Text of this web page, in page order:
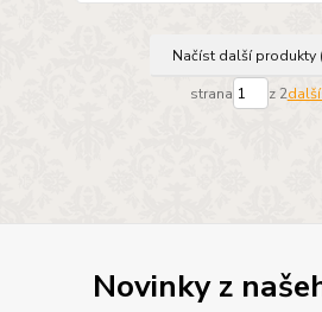
Načíst další produkty
strana z 2další
Novinky z